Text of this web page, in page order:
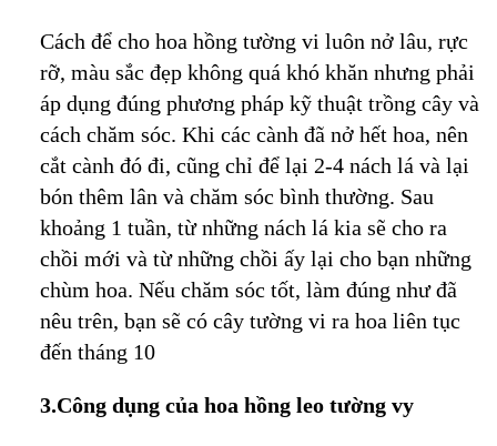
Cách để cho hoa hồng tường vi luôn nở lâu, rực
rỡ, màu sắc đẹp không quá khó khăn nhưng phải
áp dụng đúng phương pháp kỹ thuật trồng cây và
cách chăm sóc. Khi các cành đã nở hết hoa, nên
cắt cành đó đi, cũng chỉ để lại 2-4 nách lá và lại
bón thêm lân và chăm sóc bình thường. Sau
khoảng 1 tuần, từ những nách lá kia sẽ cho ra
chồi mới và từ những chồi ấy lại cho bạn những
chùm hoa. Nếu chăm sóc tốt, làm đúng như đã
nêu trên, bạn sẽ có cây tường vi ra hoa liên tục
đến tháng 10
3.Công dụng của hoa hồng leo tường vy